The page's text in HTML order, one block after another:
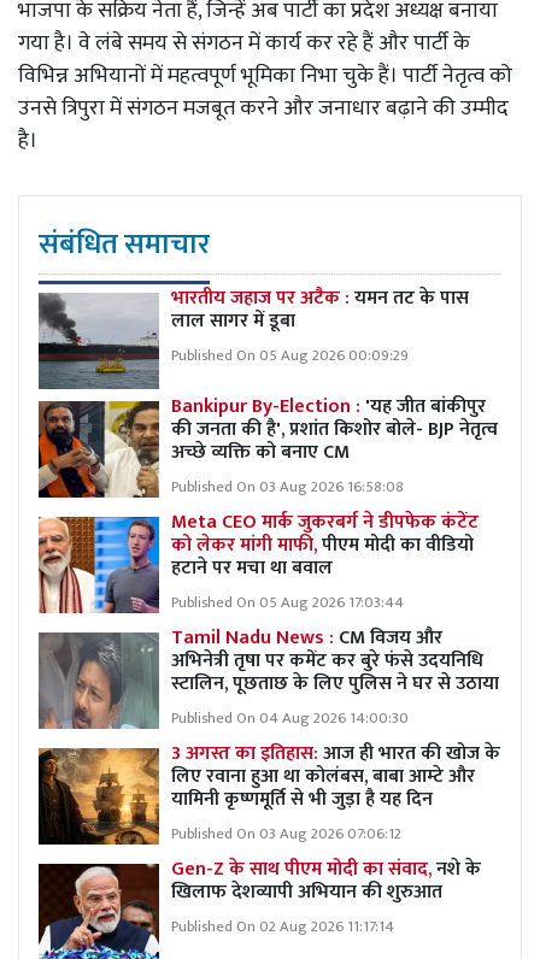
भाजपा के सक्रिय नेता हैं, जिन्हें अब पार्टी का प्रदेश अध्यक्ष बनाया
गया है। वे लंबे समय से संगठन में कार्य कर रहे हैं और पार्टी के
विभिन्न अभियानों में महत्वपूर्ण भूमिका निभा चुके हैं। पार्टी नेतृत्व को
उनसे त्रिपुरा में संगठन मजबूत करने और जनाधार बढ़ाने की उम्मीद
है।
संबंधित समाचार
भारतीय जहाज पर अटैक :यमन तट के पास
लाल सागर में डूबा
Published On 05 Aug 2026 00:09:29
Bankipur By-Election : 'यह जीत बांकीपुर
की जनता की है', प्रशांत किशोर बोले- BJP नेतृत्व
अच्छे व्यक्ति को बनाए CM
Published On 03 Aug 2026 16:58:08
Meta CEO मार्क जुकरबर्ग ने डीपफेक कंटेंट
को लेकर मांगी माफी,पीएम मोदी का वीडियो
हटाने पर मचा था बवाल
Published On 05 Aug 2026 17:03:44
Tamil Nadu News : CM विजय और
अभिनेत्री तृषा पर कमेंट कर बुरे फंसे उदयनिधि
स्टालिन, पूछताछ के लिए पुलिस ने घर से उठाया
Published On 04 Aug 2026 14:00:30
3 अगस्त का इतिहास:आज ही भारत की खोज के
लिए रवाना हुआ था कोलंबस, बाबा आम्टे और
यामिनी कृष्णमूर्ति से भी जुड़ा है यह दिन
Published On 03 Aug 2026 07:06:12
Gen-Z के साथ पीएम मोदी का संवाद,नशे के
खिलाफ देशव्यापी अभियान की शुरुआत
Published On 02 Aug 2026 11:17:14